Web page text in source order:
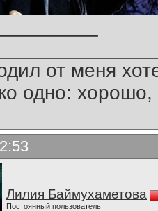
от меня
одно:
Лилия Баймухаметова
Постоянный пользователь